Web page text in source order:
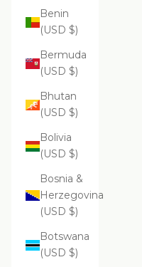
Benin
(USD $)
Bermuda
(USD $)
Bhutan
(USD $)
Bolivia
(USD $)
Bosnia &
Herzegovina
(USD $)
Botswana
(USD $)